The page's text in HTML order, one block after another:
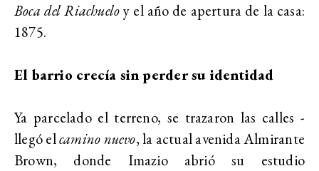
Boca del Riachueloy el año de apertura de la casa:
1875.
El barrio crecía sin perder su identidad
Ya parcelado el terreno, se trazaron las calles -
llegó elcamino nuevo, la actual avenida Almirante
Brown, donde Imazio abrió su estudio